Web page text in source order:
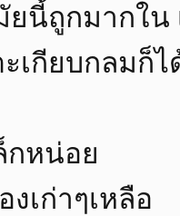
ยนี้ถูกมากใน
เกียบกลมก็
กหน่อย
เก่าๆเหลือ